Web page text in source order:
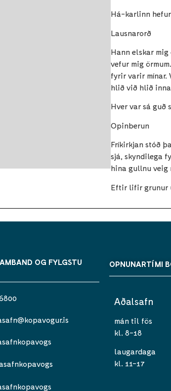
Há-karlinn
Lausnarorð
Hann elskar
vefur mig
fyrir varir mínar.
hlið við hlið
Hver var sá guð
Opinberun
Fríkirkjan stóð
sjá, skyndilega
hina gullnu veig
Eftir lifir grunur
OG FYLGSTU
OPNUNARTÍMI
Aðalsafn
mán til fös
kl. 8-18
laugardaga
kl. 11-17